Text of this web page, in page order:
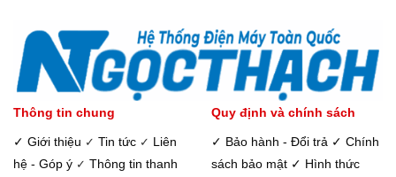
Thông tin chung
✓ Giới thiệu ✓ Tin tức ✓ Liên
hệ - Góp ý ✓ Thông tin thanh
Quy định và chính sách
✓ Bảo hành - Đổi trả ✓ Chính
sách bảo mật ✓ Hình thức